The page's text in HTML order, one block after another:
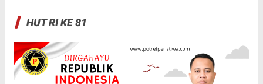
HUT RI KE 81